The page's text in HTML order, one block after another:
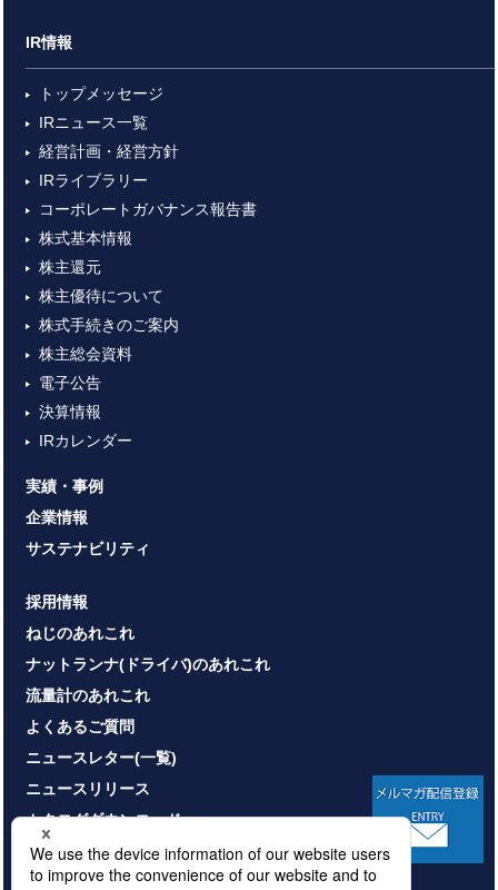
IR情報
トップメッセージ
IRニュース一覧
経営計画・経営方針
IRライブラリー
コーポレートガバナンス報告書
株式基本情報
株主還元
株主優待について
株式手続きのご案内
株主総会資料
電子公告
決算情報
IRカレンダー
実績・事例
企業情報
サステナビリティ
採用情報
ねじのあれこれ
ナットランナ(ドライバ)のあれこれ
流量計のあれこれ
よくあるご質問
ニュースレター(一覧)
ニュースリリース
カタログダウンロード
お問い合わせ